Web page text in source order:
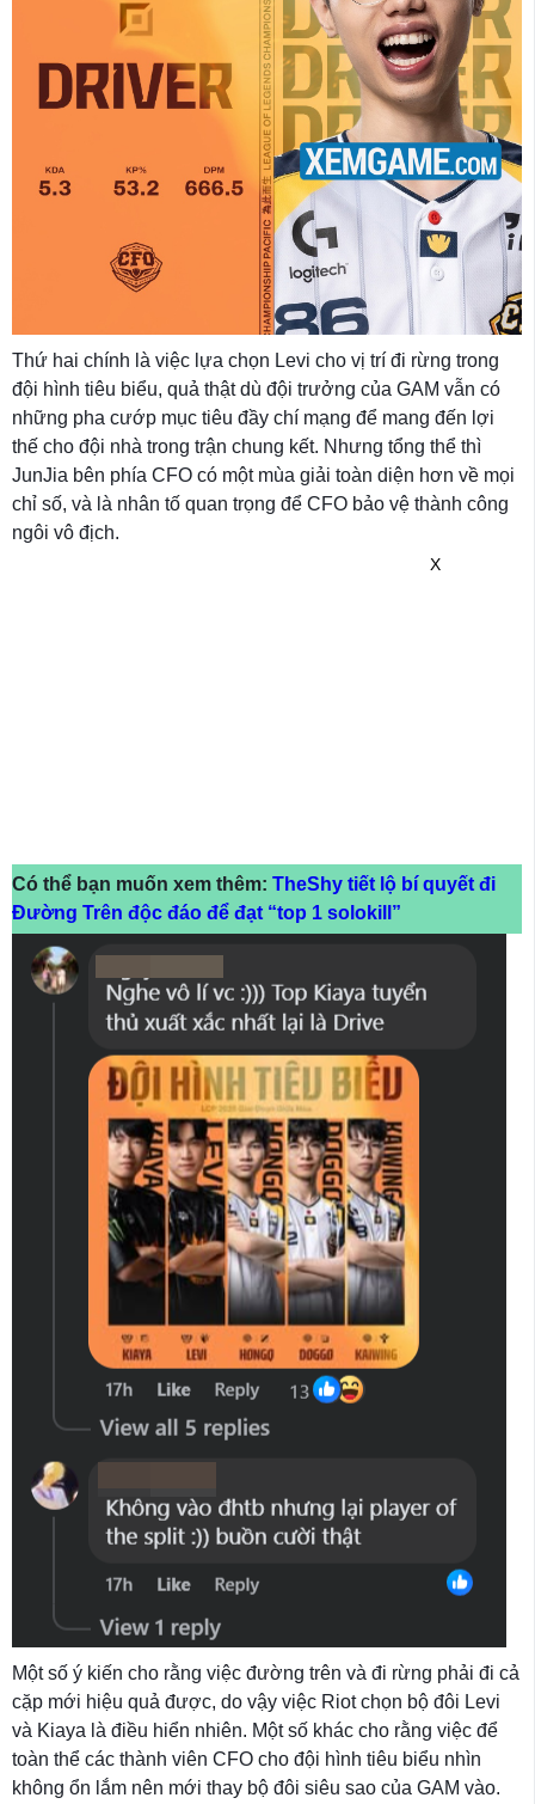
Thứ hai chính là việc lựa chọn Levi cho vị trí đi rừng trong
đội hình tiêu biểu, quả thật dù đội trưởng của GAM vẫn có
những pha cướp mục tiêu đầy chí mạng để mang đến lợi
thế cho đội nhà trong trận chung kết. Nhưng tổng thể thì
JunJia bên phía CFO có một mùa giải toàn diện hơn về mọi
chỉ số, và là nhân tố quan trọng để CFO bảo vệ thành công
ngôi vô địch.
X
Có thể bạn muốn xem thêm: TheShy tiết lộ bí quyết đi
Đường Trên độc đáo để đạt “top 1 solokill”
Một số ý kiến cho rằng việc đường trên và đi rừng phải đi cả
cặp mới hiệu quả được, do vậy việc Riot chọn bộ đôi Levi
và Kiaya là điều hiển nhiên. Một số khác cho rằng việc để
toàn thể các thành viên CFO cho đội hình tiêu biểu nhìn
không ổn lắm nên mới thay bộ đôi siêu sao của GAM vào.